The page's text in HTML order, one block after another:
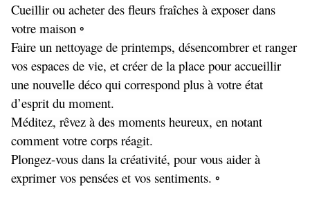
Cueillir ou acheter des fleurs fraîches à exposer dans
votre maison ◦
Faire un nettoyage de printemps, désencombrer et ranger
vos espaces de vie, et créer de la place pour accueillir
une nouvelle déco qui correspond plus à votre état
d’esprit du moment.
Méditez, rêvez à des moments heureux, en notant
comment votre corps réagit.
Plongez-vous dans la créativité, pour vous aider à
exprimer vos pensées et vos sentiments. ◦